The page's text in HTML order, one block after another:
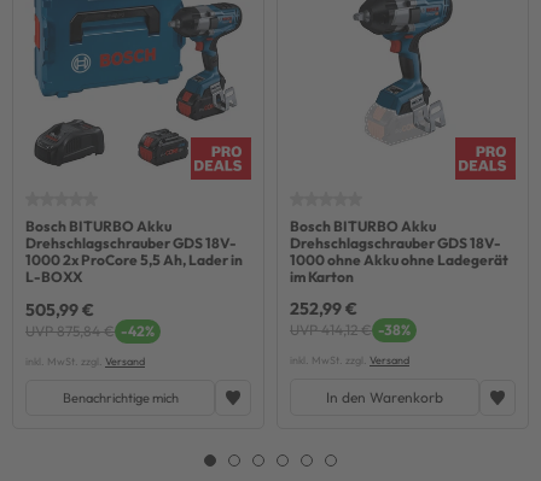
Bosch BITURBO Akku
Drehschlagschrauber GDS 18V-
1000 2x ProCore 5,5 Ah, Lader in
L-BOXX
505,99 €
UVP 875,84 € -42%
inkl. MwSt. zzgl. Versand
Benachrichtige mich
Bosch BITURBO Akku
Drehschlagschrauber GDS 18V-
1000 ohne Akku ohne Ladegerät
im Karton
252,99 €
UVP 414,12 € -38%
inkl. MwSt. zzgl. Versand
In den Warenkorb